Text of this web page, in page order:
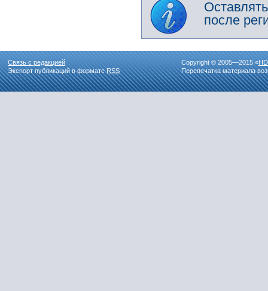
после
Связь с редакцией
Экспорт публикаций в форматеRSS
Copyright © 2005—2015 «
Перепечатка материала